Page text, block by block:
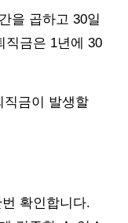
을 곱하고 30일
직금은 1년에 30
직금이 발생할
확인합니다.